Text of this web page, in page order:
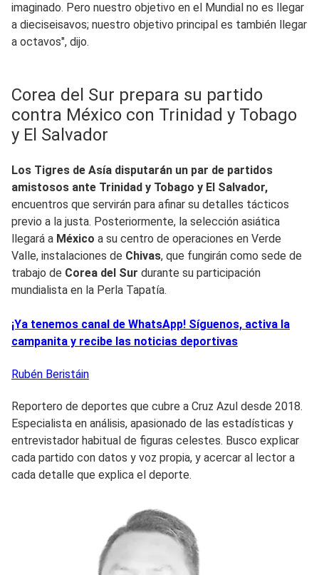
imaginado. Pero nuestro objetivo en el Mundial no es llegar
a dieciseisavos; nuestro objetivo principal es también llegar
a octavos", dijo.
Corea del Sur prepara su partido
contra México con Trinidad y Tobago
y El Salvador
Los Tigres de Asía disputarán un par de partidos
amistosos ante Trinidad y Tobago y El Salvador,
encuentros que servirán para afinar su detalles tácticos
previo a la justa. Posteriormente, la selección asiática
llegará a México a su centro de operaciones en Verde
Valle, instalaciones de Chivas, que fungirán como sede de
trabajo de Corea del Sur durante su participación
mundialista en la Perla Tapatía.
¡Ya tenemos canal de WhatsApp! Síguenos, activa la
campanita y recibe las noticias deportivas
Rubén Beristáin
Reportero de deportes que cubre a Cruz Azul desde 2018.
Especialista en análisis, apasionado de las estadísticas y
entrevistador habitual de figuras celestes. Busco explicar
cada partido con datos y voz propia, y acercar al lector a
cada detalle que explica el deporte.